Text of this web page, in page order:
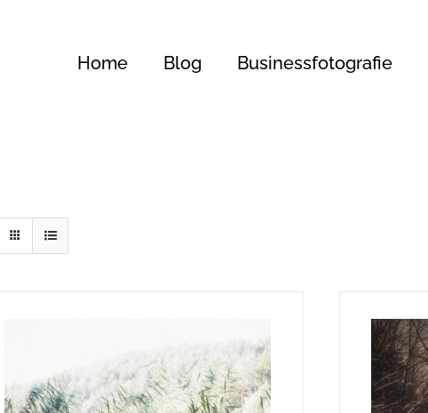
Home Blog Businessfotografie